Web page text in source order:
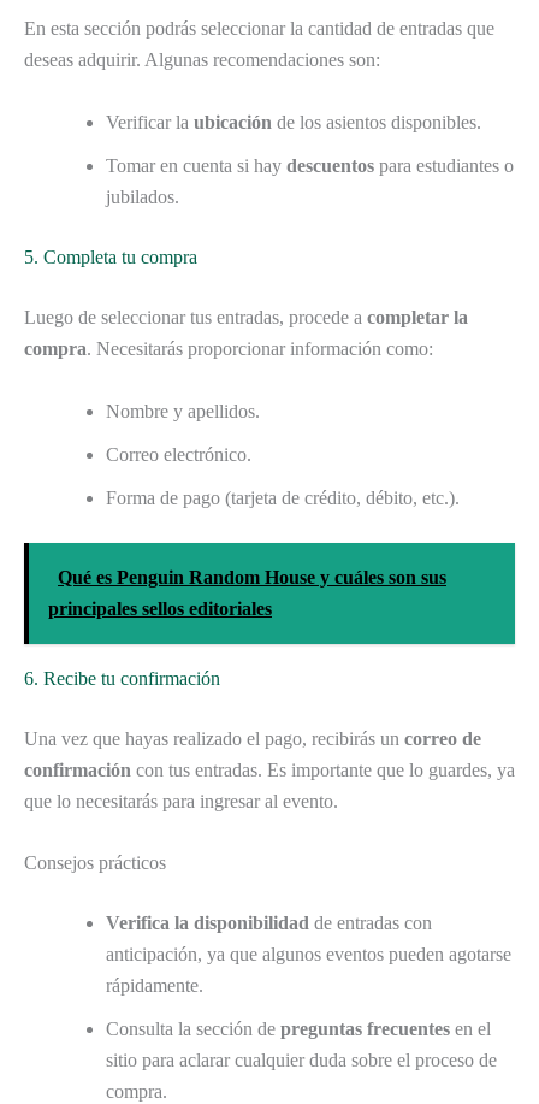
En esta sección podrás seleccionar la cantidad de entradas que
deseas adquirir. Algunas recomendaciones son:
Verificar la ubicación de los asientos disponibles.
Tomar en cuenta si hay descuentos para estudiantes o
jubilados.
5. Completa tu compra
Luego de seleccionar tus entradas, procede a completar la
compra. Necesitarás proporcionar información como:
Nombre y apellidos.
Correo electrónico.
Forma de pago (tarjeta de crédito, débito, etc.).
Qué es Penguin Random House y cuáles son sus
principales sellos editoriales
6. Recibe tu confirmación
Una vez que hayas realizado el pago, recibirás un correo de
confirmación con tus entradas. Es importante que lo guardes, ya
que lo necesitarás para ingresar al evento.
Consejos prácticos
Verifica la disponibilidad de entradas con
anticipación, ya que algunos eventos pueden agotarse
rápidamente.
Consulta la sección de preguntas frecuentes en el
sitio para aclarar cualquier duda sobre el proceso de
compra.